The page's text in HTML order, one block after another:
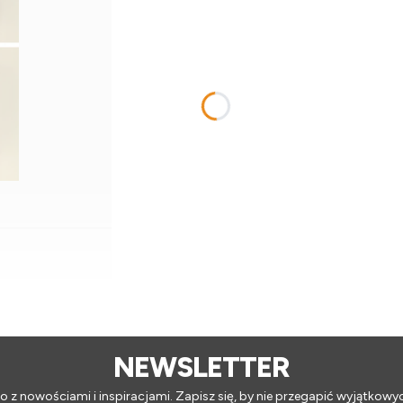
NEWSLETTER
z nowościami i inspiracjami. Zapisz się, by nie przegapić